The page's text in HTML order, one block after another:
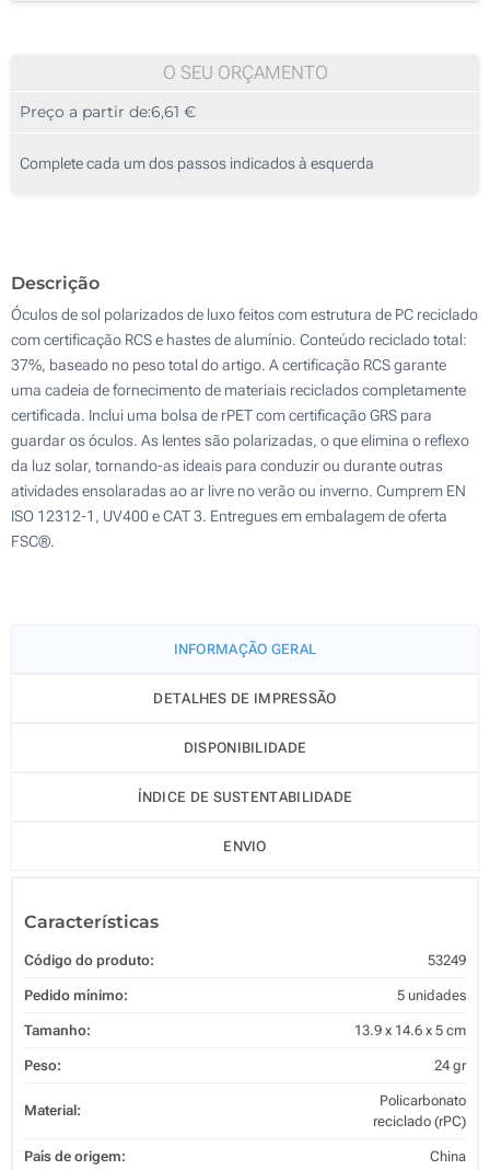
Sem impressão
10
25
Outra :
O SEU ORÇAMENTO
Preço a partir de:6,61 €
Complete cada um dos passos indicados à esquerda
Descrição
Óculos de sol polarizados de luxo feitos com estrutura de PC reciclado
com certificação RCS e hastes de alumínio. Conteúdo reciclado total:
37%, baseado no peso total do artigo. A certificação RCS garante
uma cadeia de fornecimento de materiais reciclados completamente
certificada. Inclui uma bolsa de rPET com certificação GRS para
guardar os óculos. As lentes são polarizadas, o que elimina o reflexo
da luz solar, tornando-as ideais para conduzir ou durante outras
atividades ensolaradas ao ar livre no verão ou inverno. Cumprem EN
ISO 12312-1, UV400 e CAT 3. Entregues em embalagem de oferta
FSC®.
INFORMAÇÃO GERAL
DETALHES DE IMPRESSÃO
DISPONIBILIDADE
ÍNDICE DE SUSTENTABILIDADE
ENVIO
Características
Código do produto: 53249
Pedido mínimo: 5 unidades
Tamanho: 13.9 x 14.6 x 5 cm
Peso: 24 gr
Material:
Policarbonato
reciclado (rPC)
País de origem: China